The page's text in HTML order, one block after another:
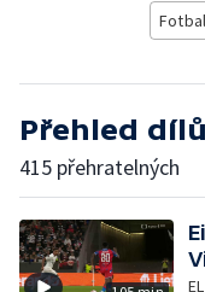
Fotbal
Přehled dílů
415 přehratelných